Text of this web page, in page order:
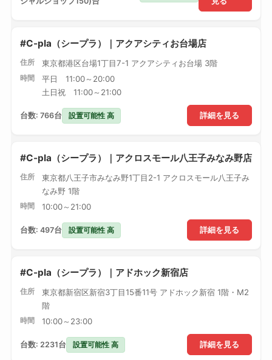
#C-pla（シープラ）｜アクアシティお台場店
住所 東京都港区台場1丁目7-1 アクアシティお台場 3階
時間
平日 11:00～20:00
土日祝 11:00～21:00
詳細を見る
台数: 766台 設置可能性 高
#C-pla（シープラ）｜アクロスモール八王子みなみ野店
住所
東京都八王子市みなみ野1丁目2-1 アクロスモール八王子み
なみ野 1階
時間 10:00～21:00
詳細を見る
台数: 497台 設置可能性 高
#C-pla（シープラ）｜アドホック新宿店
住所
東京都新宿区新宿3丁目15番11号 アドホック新宿 1階・M2
階
時間 10:00～23:00
詳細を見る
台数: 2231台 設置可能性 高